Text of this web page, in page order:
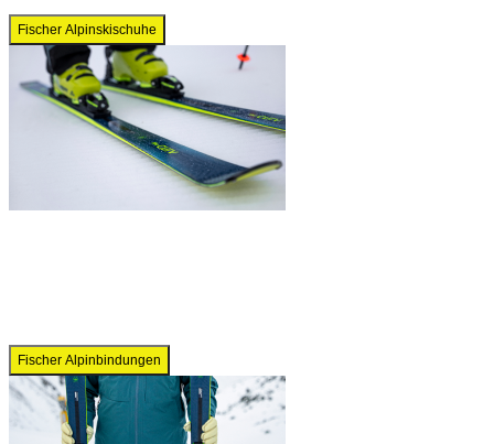
Fischer Alpinskischuhe
Fischer Alpinbindungen